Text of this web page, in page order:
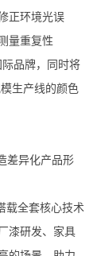
正环境光误
量重复性
品牌，同时将
生产线的颜色
差异化产品形
载全套核心技术
漆研发、家具